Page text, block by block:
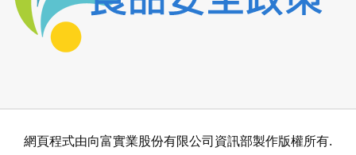
網頁程式由向富實業股份有限公司資訊部製作版權所有.